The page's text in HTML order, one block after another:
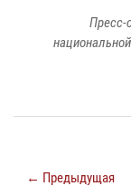
Пресс-
← Предыдущая